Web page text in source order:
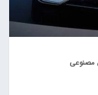
مصنوعی